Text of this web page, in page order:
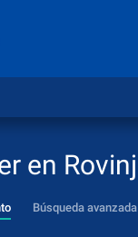
en Rovinj
Búsqueda avanzada